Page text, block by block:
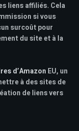
liens affiliés. Cela
si vous
surcoût pour
du site et à la
d’Amazon EU, un
à des sites de
de liens vers